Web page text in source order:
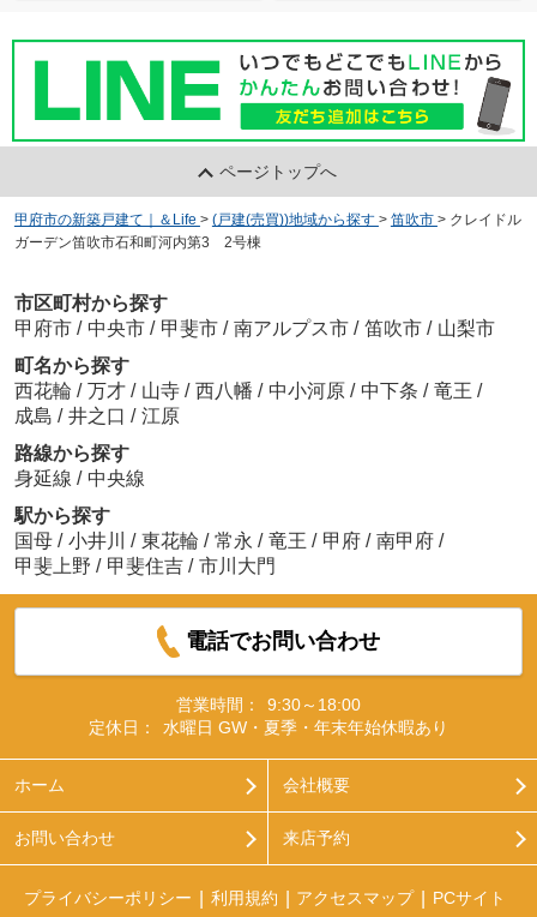
ページトップへ
甲府市の新築戸建て｜＆Life > (戸建(売買))地域から探す > 笛吹市 > クレイドル
ガーデン笛吹市石和町河内第3 2号棟
市区町村から探す
甲府市 / 中央市 / 甲斐市 / 南アルプス市 / 笛吹市 / 山梨市
町名から探す
西花輪 / 万才 / 山寺 / 西八幡 / 中小河原 / 中下条 / 竜王 /
成島 / 井之口 / 江原
路線から探す
身延線 / 中央線
駅から探す
国母 / 小井川 / 東花輪 / 常永 / 竜王 / 甲府 / 南甲府 /
甲斐上野 / 甲斐住吉 / 市川大門
電話でお問い合わせ
営業時間：
9:30～18:00
定休日：
水曜日 GW・夏季・年末年始休暇あり
ホーム 会社概要
お問い合わせ 来店予約
プライバシーポリシー 利用規約 アクセスマップ
PCサイト